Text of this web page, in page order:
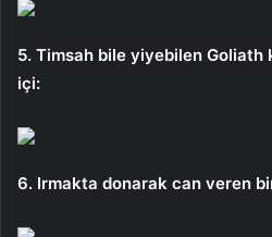
5. Timsah bile yiyebilen Goliath
içi:
6. Irmakta donarak can veren